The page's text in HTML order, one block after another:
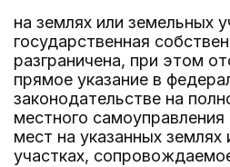
на землях или земельных
государственная
разграничена, при этом
прямое указание в
законодательстве на
местного самоуправления
мест на указанных землях
участках,